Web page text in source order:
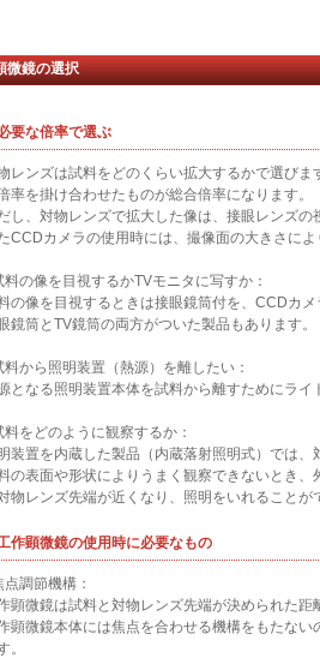
微鏡の選択
要な倍率で選ぶ
レンズは試料をどのくらい拡大するかで選び
率を掛け合わせたものが総合倍率になります。
し、対物レンズで拡大した像は、接眼レンズの
CCDカメラの使用時には、撮像面の大きさに
料の像を目視するかTVモニタに写すか：
の像を目視するときは接眼鏡筒付を、CCDカ
鏡筒とTV鏡筒の両方がついた製品もあります。
料から照明装置（熱源）を離したい：
となる照明装置本体を試料から離すためにライ
料をどのように観察するか：
装置を内蔵した製品（内蔵落射照明式）では、
の表面や形状によりうまく観察できないとき
物レンズ先端が近くなり、照明をいれることが
作顕微鏡の使用時に必要なもの
点調節機構：
顕微鏡は試料と対物レンズ先端が決められた距
顕微鏡本体には焦点を合わせる機構をもたな
。